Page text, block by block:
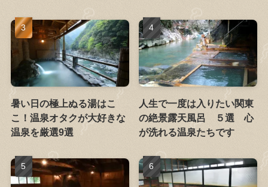
暑い日の極上ぬる湯はこ
こ！温泉オタクが大好きな
温泉を厳選9選
人生で一度は入りたい関東
の絶景露天風呂 ５選 心
が洗れる温泉たちです